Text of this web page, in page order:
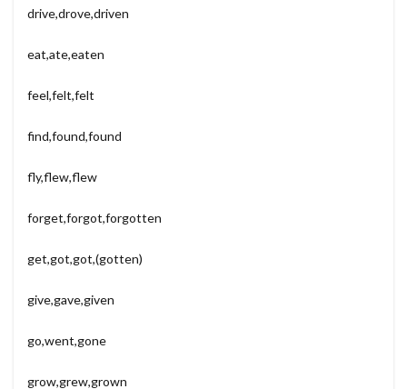
drive,drove,driven
eat,ate,eaten
feel,felt,felt
find,found,found
fly,flew,flew
forget,forgot,forgotten
get,got,got,(gotten)
give,gave,given
go,went,gone
grow,grew,grown